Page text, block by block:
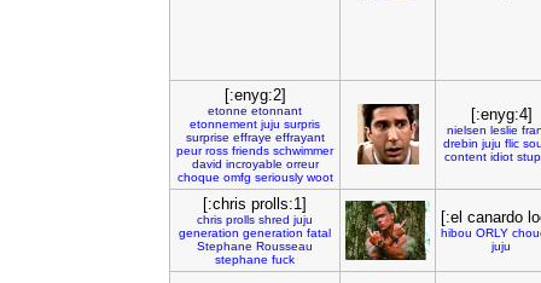
[:enyg:2]
etonne etonnant
etonnement juju surpris
surprise effraye effrayant
peur ross friends schwimmer
david incroyable orreur
choque omfg seriously woot
[:enyg:4]
nielsen leslie
drebin juju flic
content idiot
[:chris prolls:1]
chris prolls shred juju
generation generation fatal
Stephane Rousseau
stephane fuck
[:el canardo
hibou ORLY
juju